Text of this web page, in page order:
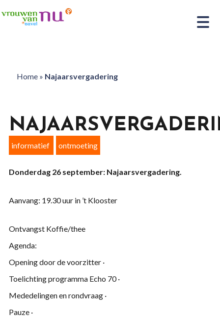
Home» Najaarsvergadering
informatief ontmoeting
Donderdag 26 september: Najaarsvergadering.
Aanvang: 19.30 uur in ’t Klooster
Ontvangst Koffie/thee
Agenda:
Opening door de voorzitter ·
Toelichting programma Echo 70 ·
Mededelingen en rondvraag ·
Pauze ·